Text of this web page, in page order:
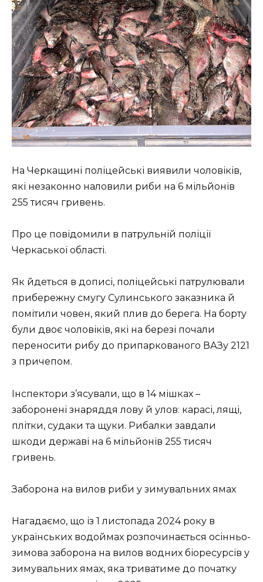
На Черкащині поліцейські виявили чоловіків,
які незаконно наловили риби на 6 мільйонів
255 тисяч гривень.
Про це повідомили в патрульній поліції
Черкаської області.
Як йдеться в дописі, поліцейські патрулювали
прибережну смугу Сулинського заказника й
помітили човен, який плив до берега. На борту
були двоє чоловіків, які на березі почали
переносити рибу до припаркованого ВАЗу 2121
з причепом.
Інспектори з’ясували, що в 14 мішках –
заборонені знаряддя лову й улов: карасі, лящі,
плітки, судаки та щуки. Рибалки завдали
шкоди державі на 6 мільйонів 255 тисяч
гривень.
Заборона на вилов риби у зимувальних ямах
Нагадаємо, що із 1 листопада 2024 року в
українських водоймах розпочинається осінньо-
зимова заборона на вилов водних біоресурсів у
зимувальних ямах, яка триватиме до початку